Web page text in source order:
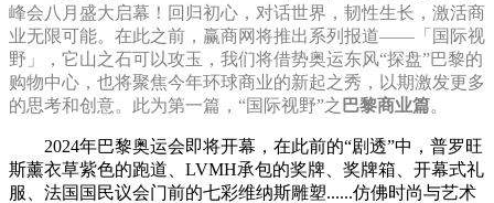
峰会八月盛大启幕！回归初心，对话世界，韧性生长，激活商
业无限可能。在此之前，赢商网将推出系列报道——「国际视
野」，它山之石可以攻玉，我们将借势奥运东风“探盘”巴黎的
购物中心，也将聚焦今年环球商业的新起之秀，以期激发更多
的思考和创意。此为第一篇，“国际视野”之 巴黎商业篇。
2024年巴黎奥运会即将开幕，在此前的“剧透”中，普罗旺
斯薰衣草紫色的跑道、LVMH承包的奖牌、奖牌箱、开幕式礼
服、法国国民议会门前的七彩维纳斯雕塑......仿佛时尚与艺术